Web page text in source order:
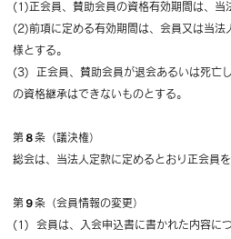
(1)正会員、賛助会員の資格有効期間は、当
(2)前項に定める有効期間は、会員又は当法
様とする。
(3) 正会員、賛助会員が退会あるいは死亡
の資格継承はできないものとする。
第８条（議決権）
総会は、当法人定款に定めるとおり正会員
第９条（会員情報の変更）
(1) 会員は、入会申込書に書かれた内容に